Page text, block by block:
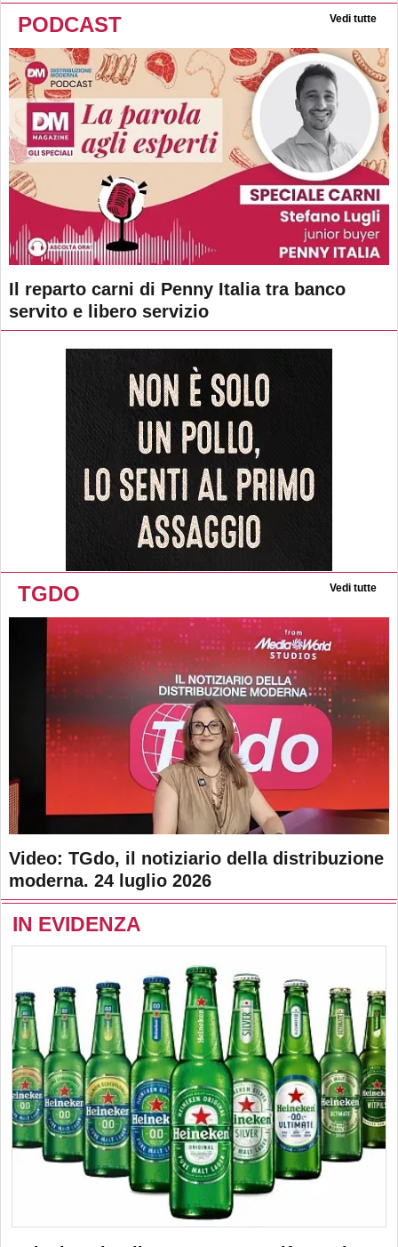
PODCAST Vedi tutte
Il reparto carni di Penny Italia tra banco
servito e libero servizio
TGDO Vedi tutte
Video: TGdo, il notiziario della distribuzione
moderna. 24 luglio 2026
IN EVIDENZA